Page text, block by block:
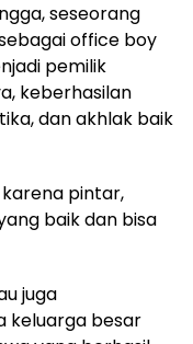
seseorang
office boy
pemilik
keberhasilan
dan akhlak baik
karena pintar,
baik dan bisa
juga
keluarga besar